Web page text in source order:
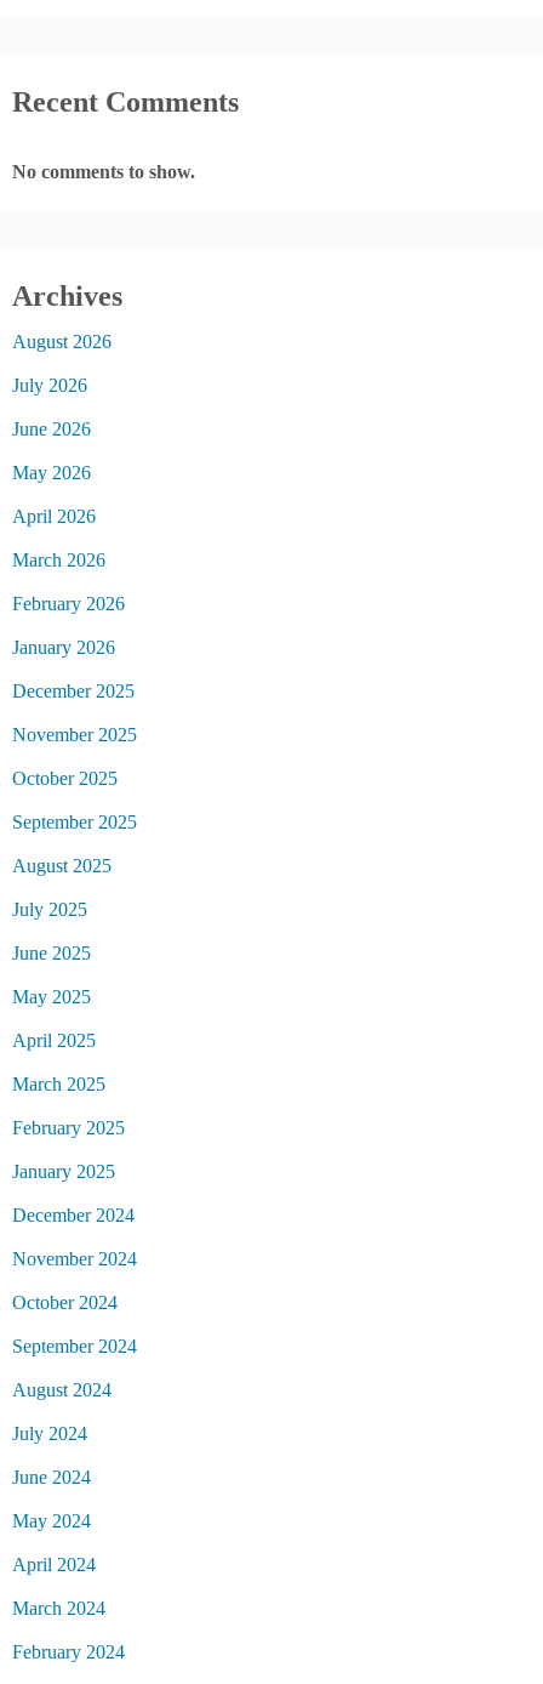
Recent Comments
No comments to show.
Archives
August 2026
July 2026
June 2026
May 2026
April 2026
March 2026
February 2026
January 2026
December 2025
November 2025
October 2025
September 2025
August 2025
July 2025
June 2025
May 2025
April 2025
March 2025
February 2025
January 2025
December 2024
November 2024
October 2024
September 2024
August 2024
July 2024
June 2024
May 2024
April 2024
March 2024
February 2024